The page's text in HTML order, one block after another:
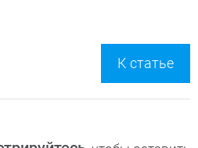
К статье